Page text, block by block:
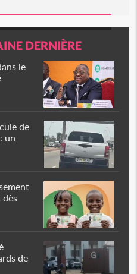
DERNIÈRE
le
de
un
dès
de